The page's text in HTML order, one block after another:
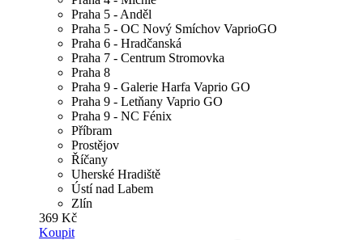
Praha 5 - Anděl
Praha 5 - OC Nový Smíchov VaprioGO
Praha 6 - Hradčanská
Praha 7 - Centrum Stromovka
Praha 8
Praha 9 - Galerie Harfa Vaprio GO
Praha 9 - Letňany Vaprio GO
Praha 9 - NC Fénix
Příbram
Prostějov
Říčany
Uherské Hradiště
Ústí nad Labem
Zlín
369 Kč
Koupit